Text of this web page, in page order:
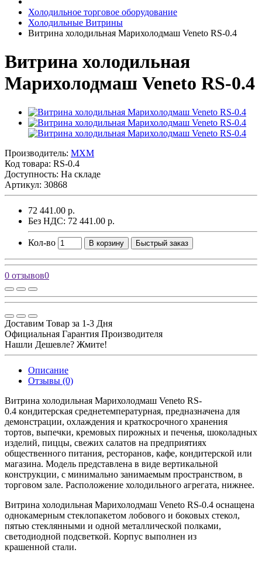
Холодильное торговое оборудование
Холодильные Витрины
Витрина холодильная Марихолодмаш Veneto RS-0.4
Витрина холодильная
Марихолодмаш Veneto RS-0.4
Производитель: MXM
Код товара: RS-0.4
Доступность: На складе
Артикул: 30868
72 441.00 р.
Без НДС: 72 441.00 р.
Кол-во В корзину Быстрый заказ
0 отзывов0
Доставим Товар за 1-3 Дня
Официальная Гарантия Производителя
Нашли Дешевле? Жмите!
Описание
Отзывы (0)
Витрина холодильная Марихолодмаш Veneto RS-
0.4 кондитерская среднетемпературная, предназначена для
демонстрации, охлаждения и краткосрочного хранения
тортов, выпечки, кремовых пирожных и печенья, шоколадных
изделий, пиццы, свежих салатов на предприятиях
общественного питания, ресторанов, кафе, кондитерской или
магазина. Модель представлена в виде вертикальной
конструкции, с минимально занимаемым пространством, в
торговом зале. Расположение холодильного агрегата, нижнее.
Витрина холодильная Марихолодмаш Veneto RS-0.4 оснащена
однокамерным стеклопакетом лобового и боковых стекол,
пятью стеклянными и одной металлической полками,
светодиодной подсветкой. Корпус выполнен из
крашенной стали.